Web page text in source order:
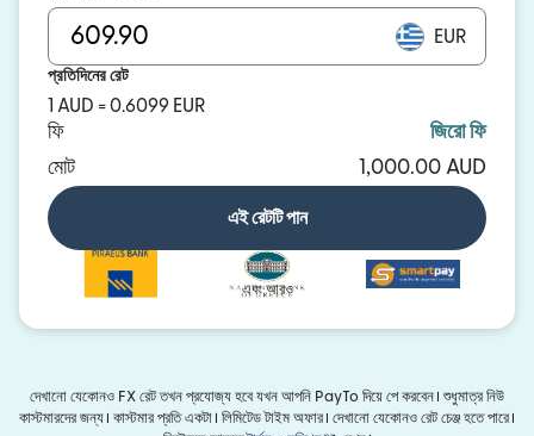
EUR
প্রতিদিনের রেট
1 AUD = 0.6099 EUR
ফি
জিরো ফি
মোট
1,000.00 AUD
এই রেটটি পান
এবং আরও
দেখানো যেকোনও FX রেট তখন প্রযোজ্য হবে যখন আপনি PayTo দিয়ে পে করবেন। শুধুমাত্র নিউ
কাস্টমারদের জন্য। কাস্টমার প্রতি একটা। লিমিটেড টাইম অফার। দেখানো যেকোনও রেট চেঞ্জ হতে পারে।